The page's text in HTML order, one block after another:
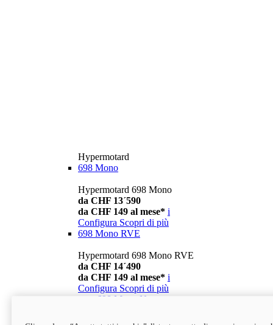
Hypermotard
698 Mono
Hypermotard 698 Mono
da CHF 13´590
da CHF 149 al mese* i
Configura Scopri di più
698 Mono RVE
Hypermotard 698 Mono RVE
da CHF 14´490
da CHF 149 al mese* i
Configura Scopri di più
698 Mono Nera
Hypermotard 698 Mono Nera